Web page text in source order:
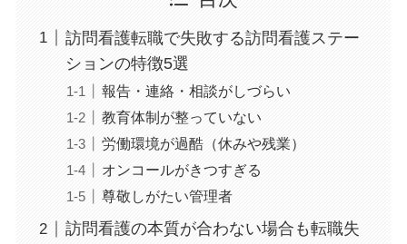
訪問看護転職で失敗する訪問看護ステー
ションの特徴5選
報告・連絡・相談がしづらい
教育体制が整っていない
労働環境が過酷（休みや残業）
オンコールがきつすぎる
尊敬しがたい管理者
訪問看護の本質が合わない場合も転職失